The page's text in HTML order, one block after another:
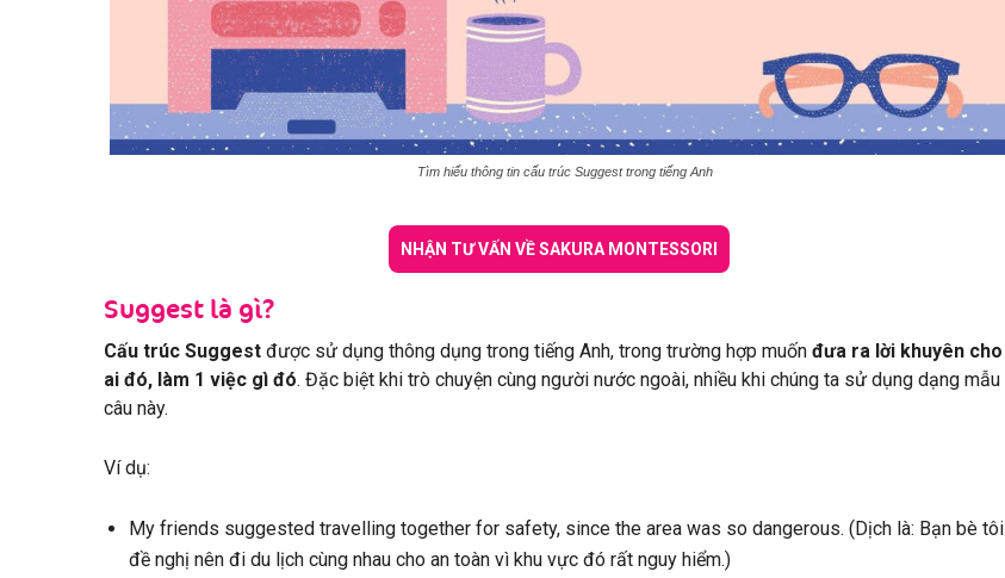
Tìm hiểu thông tin cấu trúc Suggest trong tiếng Anh
NHẬN TƯ VẤN VỀ SAKURA MONTESSORI
Suggest là gì?
Cấu trúc Suggest được sử dụng thông dụng trong tiếng Anh, trong trường hợp muốn đưa ra lời khuyên cho
ai đó, làm 1 việc gì đó. Đặc biệt khi trò chuyện cùng người nước ngoài, nhiều khi chúng ta sử dụng dạng mẫu
câu này.
Ví dụ:
My friends suggested travelling together for safety, since the area was so dangerous. (Dịch là: Bạn bè tôi
đề nghị nên đi du lịch cùng nhau cho an toàn vì khu vực đó rất nguy hiểm.)